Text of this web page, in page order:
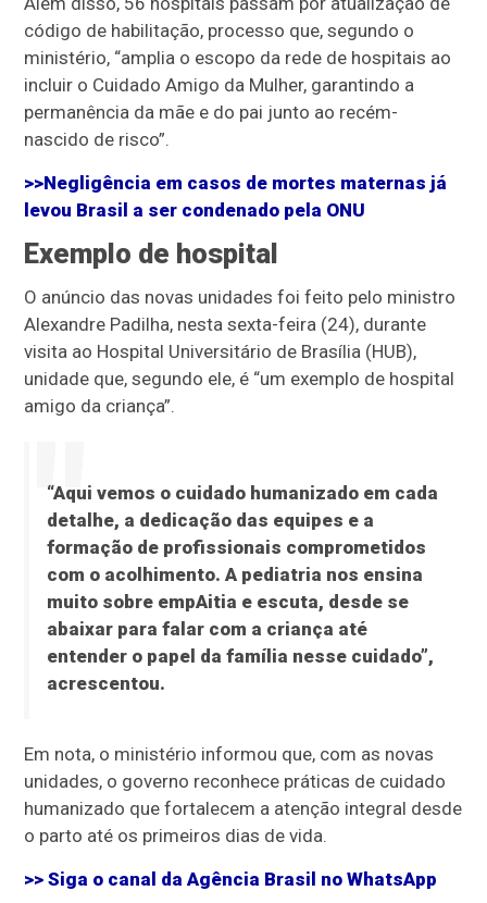
código de habilitação, processo que, segundo o
ministério, “amplia o escopo da rede de hospitais ao
incluir o Cuidado Amigo da Mulher, garantindo a
permanência da mãe e do pai junto ao recém-
nascido de risco”.
>>Negligência em casos de mortes maternas já
levou Brasil a ser condenado pela ONU
Exemplo de hospital
O anúncio das novas unidades foi feito pelo ministro
Alexandre Padilha, nesta sexta-feira (24), durante
visita ao Hospital Universitário de Brasília (HUB),
unidade que, segundo ele, é “um exemplo de hospital
amigo da criança”.
“Aqui vemos o cuidado humanizado em cada
detalhe, a dedicação das equipes e a
formação de profissionais comprometidos
com o acolhimento. A pediatria nos ensina
muito sobre empAitia e escuta, desde se
abaixar para falar com a criança até
entender o papel da família nesse cuidado”,
acrescentou.
Em nota, o ministério informou que, com as novas
unidades, o governo reconhece práticas de cuidado
humanizado que fortalecem a atenção integral desde
o parto até os primeiros dias de vida.
>> Siga o canal daAgência Brasil no WhatsApp